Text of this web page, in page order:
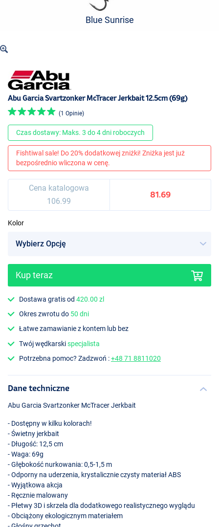
Blue Sunrise
Abu Garcia Svartzonker McTracer Jerkbait 12.5cm (69g)
(1 Opinie)
Czas dostawy: Maks. 3 do 4 dni roboczych
Fishtiwal sale! Do 20% dodatkowej zniżki! Zniżka jest już
bezpośrednio wliczona w cenę.
Cena katalogowa
106.99
81.69
Kolor
Kup teraz
Dostawa gratis od420.00 zl
Okres zwrotu do 50 dni
Łatwe zamawianie z kontem lub bez
Twój wędkarskispecjalista
Potrzebna pomoc? Zadzwoń :+48 71 8811020
Dane techniczne
Abu Garcia Svartzonker McTracer Jerkbait
- Dostępny w kilku kolorach!
- Świetny jerkbait
- Długość: 12,5 cm
- Waga: 69g
- Głębokość nurkowania: 0,5-1,5 m
- Odporny na uderzenia, krystalicznie czysty materiałABS
- Wyjątkowa akcja
- Ręcznie malowany
- Płetwy 3D i skrzela dla dodatkowego realistycznego wyglądu
- Obciążony ekologicznym materiałem